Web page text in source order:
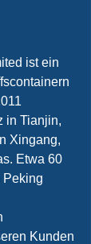
ist ein
in Tianjin,
Xingang,
Etwa 60
Peking
Kunden